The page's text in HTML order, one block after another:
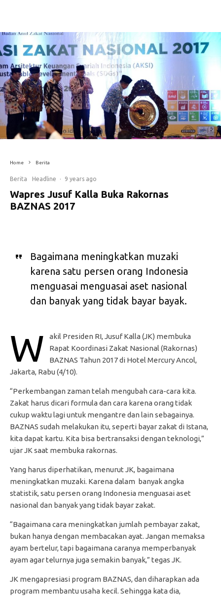
Home Berita
Berita Headline · 9 years ago
Wapres Jusuf Kalla Buka Rakornas
BAZNAS 2017
Bagaimana meningkatkan muzaki
karena satu persen orang Indonesia
menguasai menguasai aset nasional
dan banyak yang tidak bayar bayak.
W
akil Presiden RI, Jusuf Kalla (JK) membuka
Rapat Koordinasi Zakat Nasional (Rakornas)
BAZNAS Tahun 2017 di Hotel Mercury Ancol,
Jakarta, Rabu (4/10).
“Perkembangan zaman telah mengubah cara-cara kita.
Zakat harus dicari formula dan cara karena orang tidak
cukup waktu lagi untuk mengantre dan lain sebagainya.
BAZNAS sudah melakukan itu, seperti bayar zakat di Istana,
kita dapat kartu. Kita bisa bertransaksi dengan teknologi,”
ujar JK saat membuka rakornas.
Yang harus diperhatikan, menurut JK, bagaimana
meningkatkan muzaki. Karena dalam banyak angka
statistik, satu persen orang Indonesia menguasai aset
nasional dan banyak yang tidak bayar zakat.
“Bagaimana cara meningkatkan jumlah pembayar zakat,
bukan hanya dengan membacakan ayat. Jangan memaksa
ayam bertelur, tapi bagaimana caranya memperbanyak
ayam agar telurnya juga semakin banyak,” tegas JK.
JK mengapresiasi program BAZNAS, dan diharapkan ada
program membantu usaha kecil. Sehingga kata dia,